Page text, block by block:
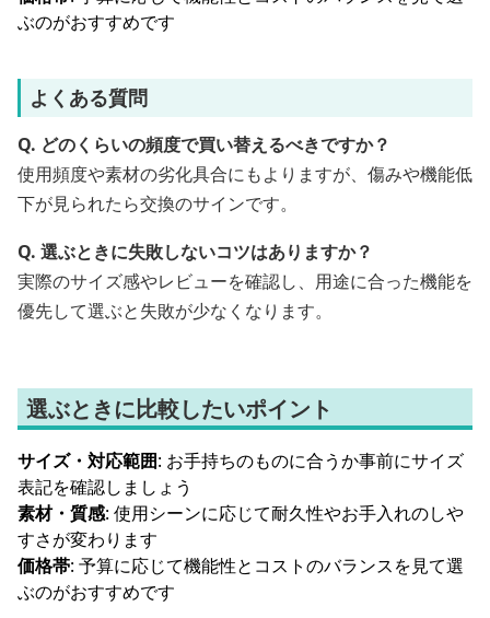
ぶのがおすすめです
よくある質問
Q. どのくらいの頻度で買い替えるべきですか？
使用頻度や素材の劣化具合にもよりますが、傷みや機能低
下が見られたら交換のサインです。
Q. 選ぶときに失敗しないコツはありますか？
実際のサイズ感やレビューを確認し、用途に合った機能を
優先して選ぶと失敗が少なくなります。
選ぶときに比較したいポイント
サイズ・対応範囲: お手持ちのものに合うか事前にサイズ
表記を確認しましょう
素材・質感: 使用シーンに応じて耐久性やお手入れのしや
すさが変わります
価格帯: 予算に応じて機能性とコストのバランスを見て選
ぶのがおすすめです